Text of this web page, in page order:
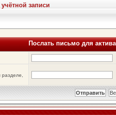
записи
Послать письмо для